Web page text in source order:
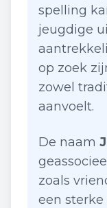
spelling
jeugdige
op zoek
zowel
aanvoelt.
De naam
zoals
een sterke